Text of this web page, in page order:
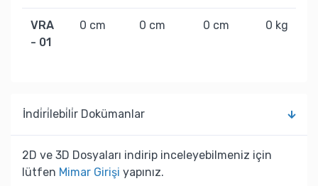
VRA
- 01
0 cm 0 cm 0 cm 0 kg
İndi̇ri̇lebi̇li̇r Dokümanlar
2D ve 3D Dosyaları indirip inceleyebilmeniz için
lütfen Mimar Girişi yapınız.